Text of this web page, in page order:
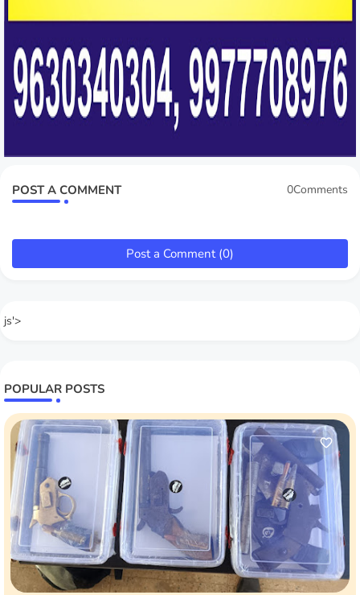
POST A COMMENT 0Comments
Post a Comment (0)
js'>
POPULAR POSTS